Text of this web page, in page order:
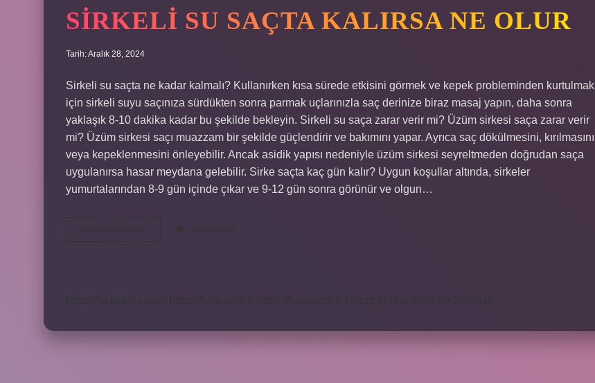
SIRKELI SU SAÇTA KALIRSA NE OLUR
Tarih: Aralık 28, 2024
Sirkeli su saçta ne kadar kalmalı? Kullanırken kısa sürede etkisini görmek ve kepek probleminden kurtulmak
için sirkeli suyu saçınıza sürdükten sonra parmak uçlarınızla saç derinize biraz masaj yapın, daha sonra
yaklaşık 8-10 dakika kadar bu şekilde bekleyin. Sirkeli su saça zarar verir mi? Üzüm sirkesi saça zarar verir
mi? Üzüm sirkesi saçı muazzam bir şekilde güçlendirir ve bakımını yapar. Ayrıca saç dökülmesini, kırılmasını
veya kepeklenmesini önleyebilir. Ancak asidik yapısı nedeniyle üzüm sirkesi seyreltmeden doğrudan saça
uygulanırsa hasar meydana gelebilir. Sirke saçta kaç gün kalır? Uygun koşullar altında, sirkeler
yumurtalarından 8-9 gün içinde çıkar ve 9-12 gün sonra görünür ve olgun…